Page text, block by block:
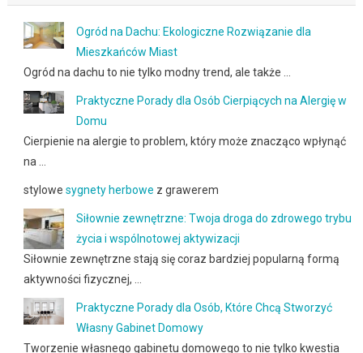
Ogród na Dachu: Ekologiczne Rozwiązanie dla
Mieszkańców Miast
Ogród na dachu to nie tylko modny trend, ale także …
Praktyczne Porady dla Osób Cierpiących na Alergię w
Domu
Cierpienie na alergie to problem, który może znacząco wpłynąć
na …
stylowe sygnety herbowe z grawerem
Siłownie zewnętrzne: Twoja droga do zdrowego trybu
życia i wspólnotowej aktywizacji
Siłownie zewnętrzne stają się coraz bardziej popularną formą
aktywności fizycznej, …
Praktyczne Porady dla Osób, Które Chcą Stworzyć
Własny Gabinet Domowy
Tworzenie własnego gabinetu domowego to nie tylko kwestia